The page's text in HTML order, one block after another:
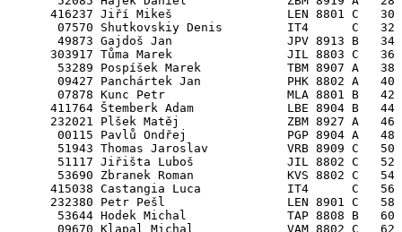
      416237 Jiří Mikeš                LEN 8801 C   30
07570 Shutkovskiy Denis         IT4      C   32
       49873 Gajdoš Jan                JPV 8913 B   34
303917 Tůma Marek                JIL 8803 C   36
       53289 Pospíšek Marek            TBM 8907 A   38
09427 Panchártek Jan            PHK 8802 A   40
       07878 Kunc Petr                 MLA 8801 B   42
411764 Štemberk Adam             LBE 8904 B   44
      232021 Plšek Matěj               ZBM 8927 A   46
00115 Pavlů Ondřej              PGP 8904 A   48
       51943 Thomas Jaroslav           VRB 8909 C   50
       51117 Jiřišta Luboš             JIL 8802 C   52
       53690 Zbranek Roman             KVS 8802 C   54
415038 Castangia Luca            IT4      C   56
      232380 Petr Pešl                 LEN 8901 C   58
       53644 Hodek Michal              TAP 8808 B   60
09670 Klapal Michal             VAM 8802 C   62